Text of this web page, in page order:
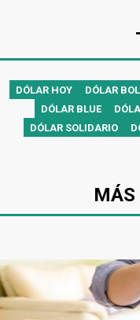
DÓLAR HOY DÓLAR
DÓLAR BLUE
DÓLAR SOLIDARIO
MÁS